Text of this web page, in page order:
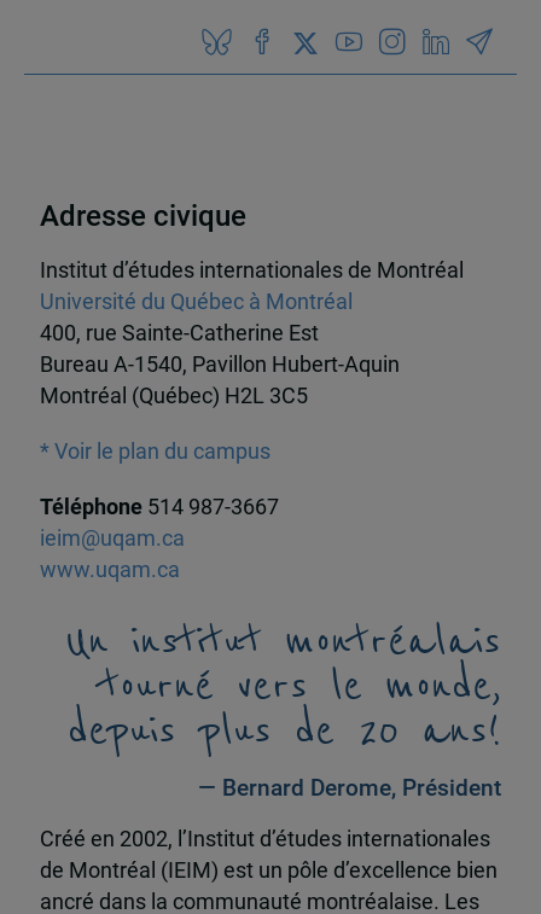
Adresse civique
Institut d’études internationales de Montréal
Université du Québec à Montréal
400, rue Sainte-Catherine Est
Bureau A-1540, Pavillon Hubert-Aquin
Montréal (Québec) H2L 3C5
* Voir le plan du campus
Téléphone 514 987-3667
ieim@uqam.ca
www.uqam.ca
Un institut montréalais
tourné vers le monde,
depuis plus de 20 ans!
— Bernard Derome, Président
Créé en 2002, l’Institut d’études internationales
de Montréal (IEIM) est un pôle d’excellence bien
ancré dans la communauté montréalaise. Les